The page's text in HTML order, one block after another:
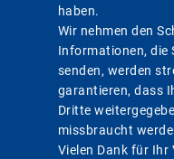
haben.
Wir nehmen den
Informationen, die
senden, werden
garantieren, dass
Dritte
missbraucht
Vielen Dank für Ihr